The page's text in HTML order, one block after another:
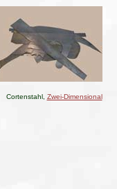
Cortenstahl, Zwei-Dimensional